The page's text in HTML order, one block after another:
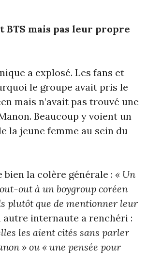
BTS mais pas leur propre
a explosé. Les fans et
le groupe avait pris le
mais n’avait pas trouvé une
Beaucoup y voient un
la jeune femme au sein du
bien la colère générale : « Un
out à un boygroup coréen
plutôt que de mentionner leur
autre internaute a renchéri :
les aient cités sans parler
» ou « une pensée pour